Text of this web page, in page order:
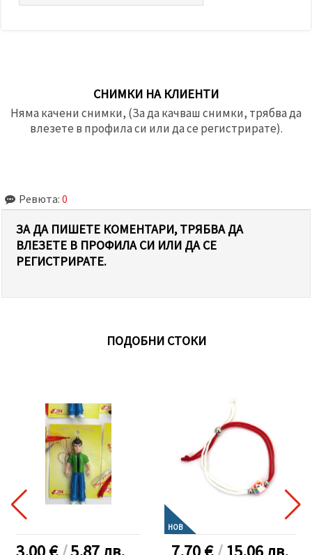
СНИМКИ НА КЛИЕНТИ
Няма качени снимки, (За да качваш снимки, трябва да
влезете в профила си или да се регистрирате).
Ревюта: 0
ЗА ДА ПИШЕТЕ КОМЕНТАРИ, ТРЯБВА ДА
ВЛЕЗЕТЕ В ПРОФИЛА СИ ИЛИ ДА СЕ
РЕГИСТРИРАТЕ.
ПОДОБНИ СТОКИ
НОВ